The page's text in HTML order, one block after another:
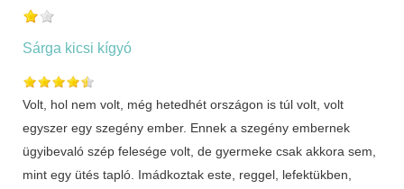
Sárga kicsi kígyó
Volt, hol nem volt, még hetedhét országon is túl volt, volt
egyszer egy szegény ember. Ennek a szegény embernek
ügyibevaló szép felesége volt, de gyermeke csak akkora sem,
mint egy ütés tapló. Imádkoztak este, reggel, lefektükben,